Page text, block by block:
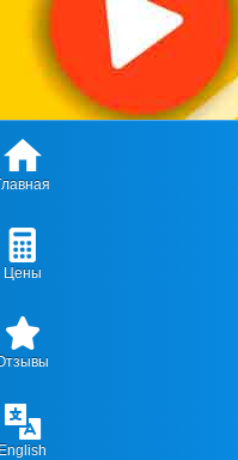
Цены
English